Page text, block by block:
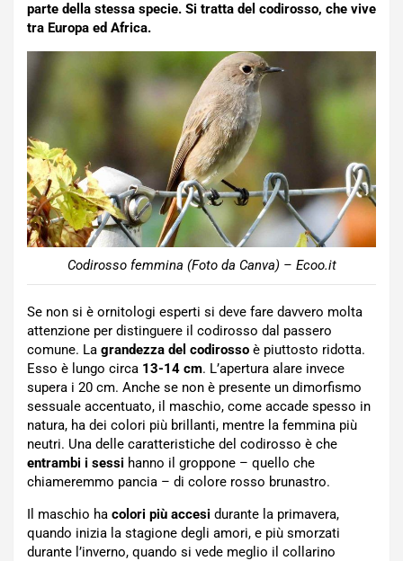
parte della stessa specie. Si tratta del codirosso, che vive
tra Europa ed Africa.
Codirosso femmina (Foto da Canva) – Ecoo.it
Se non si è ornitologi esperti si deve fare davvero molta
attenzione per distinguere il codirosso dal passero
comune. La grandezza del codirosso è piuttosto ridotta.
Esso è lungo circa 13-14 cm. L’apertura alare invece
supera i 20 cm. Anche se non è presente un dimorfismo
sessuale accentuato, il maschio, come accade spesso in
natura, ha dei colori più brillanti, mentre la femmina più
neutri. Una delle caratteristiche del codirosso è che
entrambi i sessi hanno il groppone – quello che
chiameremmo pancia – di colore rosso brunastro.
Il maschio ha colori più accesi durante la primavera,
quando inizia la stagione degli amori, e più smorzati
durante l’inverno, quando si vede meglio il collarino